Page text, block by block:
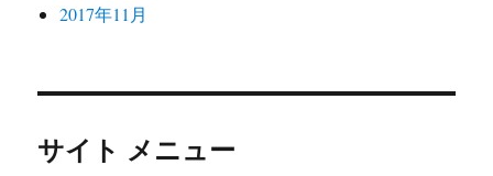
2017年11月
サイト メニュー